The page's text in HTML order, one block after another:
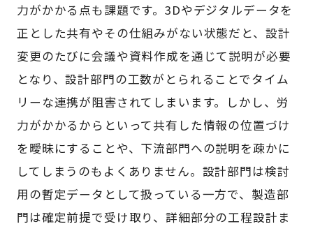
力がかかる点も課題です。3Dやデジタルデータを
正とした共有やその仕組みがない状態だと、設計
変更のたびに会議や資料作成を通じて説明が必要
となり、設計部門の工数がとられることでタイム
リーな連携が阻害されてしまいます。しかし、労
力がかかるからといって共有した情報の位置づけ
を曖昧にすることや、下流部門への説明を疎かに
してしまうのもよくありません。設計部門は検討
用の暫定データとして扱っている一方で、製造部
門は確定前提で受け取り、詳細部分の工程設計ま